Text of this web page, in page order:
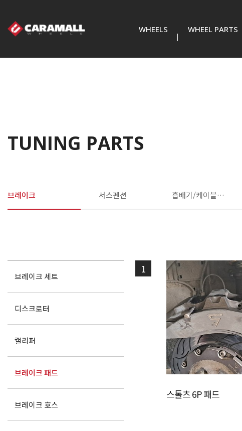
WHEELS WHEEL PARTS
TUNING PARTS
브레이크 서스펜션 흡배기/케이블/프러그
브레이크 세트
디스크로터
캘리퍼
브레이크 패드
브레이크 호스
1
스톨츠 6P 패드